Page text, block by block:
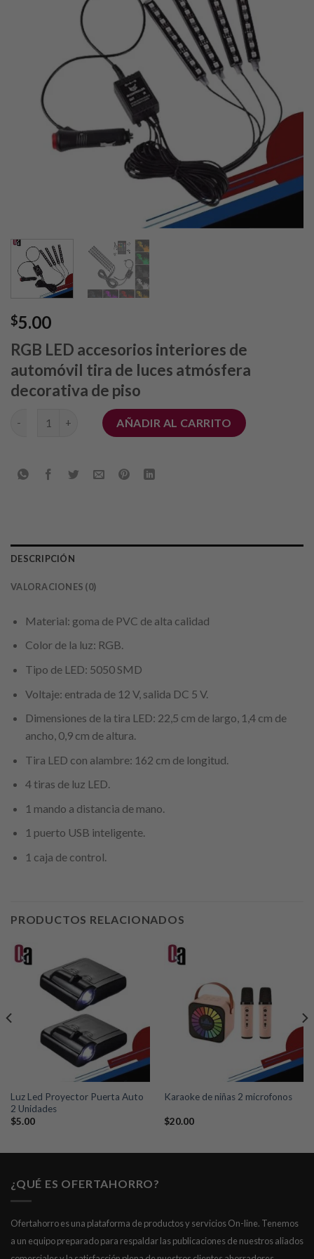
$5.00
RGB LED accesorios interiores de
automóvil tira de luces atmósfera
decorativa de piso
AÑADIR AL CARRITO
DESCRIPCIÓN
VALORACIONES (0)
Material: goma de PVC de alta calidad
Color de la luz: RGB.
Tipo de LED: 5050 SMD
Voltaje: entrada de 12 V, salida DC 5 V.
Dimensiones de la tira LED: 22,5 cm de largo, 1,4 cm de
ancho, 0,9 cm de altura.
Tira LED con alambre: 162 cm de longitud.
4 tiras de luz LED.
1 mando a distancia de mano.
1 puerto USB inteligente.
1 caja de control.
PRODUCTOS RELACIONADOS
Añadir
a la
lista de
Luz Led Proyector Puerta Auto
2 Unidades
$5.00
deseos
Karaoke de niñas 2 microfonos
$20.00
¿QUÉ ES OFERTAHORRO?
Ofertahorro es una plataforma de productos y servicios On-line. Tenemos
a un equipo preparado para respaldar las publicaciones de nuestros aliados